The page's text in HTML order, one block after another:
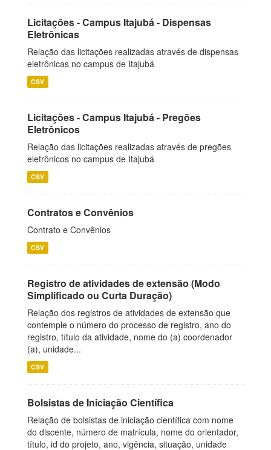
Licitações - Campus Itajubá - Dispensas
Eletrônicas
Relação das licitações realizadas através de dispensas
eletrônicas no campus de Itajubá
CSV
Licitações - Campus Itajubá - Pregões
Eletrônicos
Relação das licitações realizadas através de pregões
eletrônicos no campus de Itajubá
CSV
Contratos e Convênios
Contrato e Convênios
CSV
Registro de atividades de extensão (Modo
Simplificado ou Curta Duração)
Relação dos registros de atividades de extensão que
contemple o número do processo de registro, ano do
registro, título da atividade, nome do (a) coordenador
(a), unidade...
CSV
Bolsistas de Iniciação Científica
Relação de bolsistas de iniciação científica com nome
do discente, número de matrícula, nome do orientador,
título, id do projeto, ano, vigência, situação, unidade